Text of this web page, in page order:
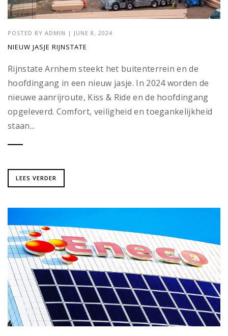
POSTED BY ADMIN | JUNE 8, 2024
NIEUW JASJE RIJNSTATE
Rijnstate Arnhem steekt het buitenterrein en de
hoofdingang in een nieuw jasje. In 2024 worden de
nieuwe aanrijroute, Kiss & Ride en de hoofdingang
opgeleverd. Comfort, veiligheid en toegankelijkheid
staan...
LEES VERDER